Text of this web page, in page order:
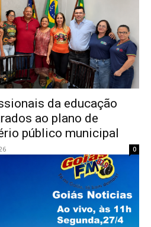
da educação
ao plano de
público municipal
0